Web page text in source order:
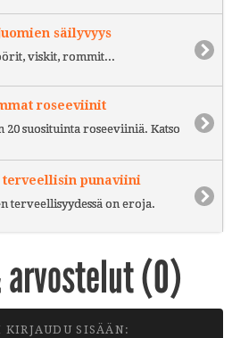
säilyvyys
viskit, rommit...
roseeviinit
suosituinta roseeviiniä. Katso
terveellisin punaviini
terveellisyydessä on eroja.
(0)
SISÄÄN: